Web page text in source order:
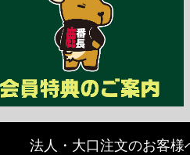
法人・大口注文のお客様